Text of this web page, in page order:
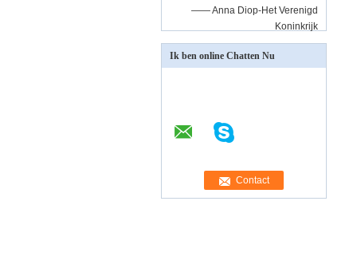
—— Anna Diop-Het Verenigd
Koninkrijk
Ik ben online Chatten Nu